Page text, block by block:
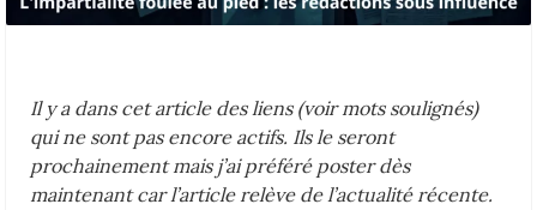
Il y a dans cet article des liens (voir mots soulignés)
qui ne sont pas encore actifs. Ils le seront
prochainement mais j’ai préféré poster dès
maintenant car l’article relève de l’actualité récente.